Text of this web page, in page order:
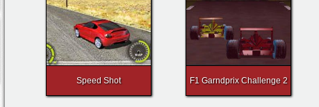
Speed Shot F1 Garndprix Challenge 2